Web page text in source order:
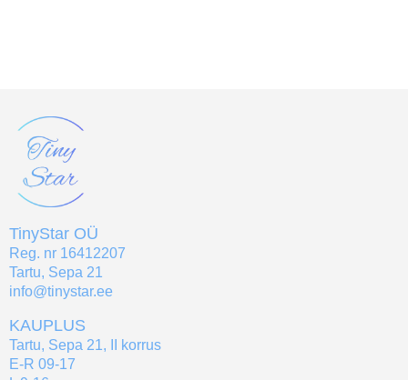
TinyStar OÜ
Reg. nr 16412207
Tartu, Sepa 21
info@tinystar.ee
KAUPLUS
Tartu, Sepa 21, II korrus
E-R 09-17